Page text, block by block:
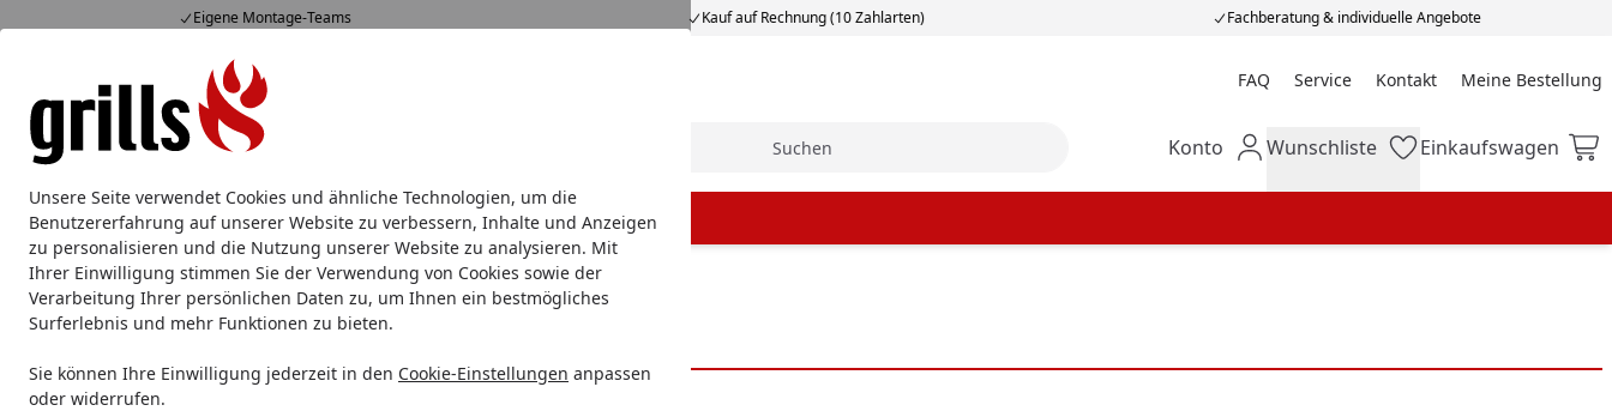
Unsere Seite verwendet Cookies und ähnliche Technologien, um die
Benutzererfahrung auf unserer Website zu verbessern, Inhalte und Anzeigen
zu personalisieren und die Nutzung unserer Website zu analysieren. Mit
Ihrer Einwilligung stimmen Sie der Verwendung von Cookies sowie der
Verarbeitung Ihrer persönlichen Daten zu, um Ihnen ein bestmögliches
Surferlebnis und mehr Funktionen zu bieten.
Sie können Ihre Einwilligung jederzeit in den Cookie-Einstellungen anpassen
oder widerrufen.
Eigene Montage-Teams Kauf auf Rechnung (10 Zahlarten) Fachberatung & individuelle Angebote
Mo-Fr. 8-16 Uhr 15.823 Bewertungen FAQ Service Kontakt Meine Bestellung
Meine Bestellung
Alle Produkte
Alle ProdukteMarken Mein Konto
Konto Wunschliste
Wunschliste Einkaufswagen
Einkaufswagen
Traeger Traeger Pelletgrill Traeger Zubehör
Startseite
Traeger Traeger Pelletgrill Traeger Pro Series
Traeger Pro Series